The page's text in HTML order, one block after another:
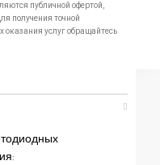
публичной офертой,
получения точной
оказания услуг обращайтесь